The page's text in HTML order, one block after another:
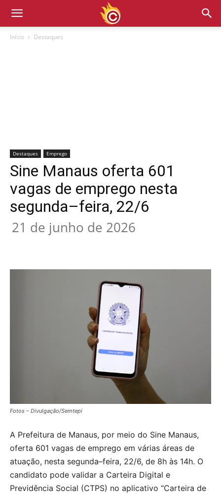
Início Destaques
Destaques Emprego
Sine Manaus oferta 601
vagas de emprego nesta
segunda–feira, 22/6
21 de junho de 2026
Fotos – Divulgação/Semtepi
A Prefeitura de Manaus, por meio do Sine Manaus,
oferta 601 vagas de emprego em várias áreas de
atuação, nesta segunda–feira, 22/6, de 8h às 14h. O
candidato pode validar a Carteira Digital e
Previdência Social (CTPS) no aplicativo “Carteira de